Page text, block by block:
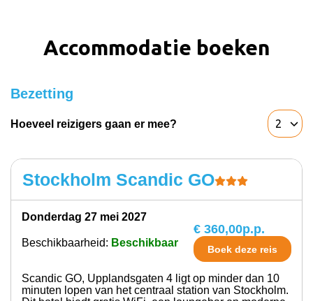
Accommodatie boeken
Bezetting
Hoeveel reizigers gaan er mee?
Stockholm Scandic GO
donderdag 27 mei 2027
Beschikbaarheid: Beschikbaar
€ 360,00p.p.
Boek deze reis
Scandic GO, Upplandsgaten 4 ligt op minder dan 10
minuten lopen van het centraal station van Stockholm.